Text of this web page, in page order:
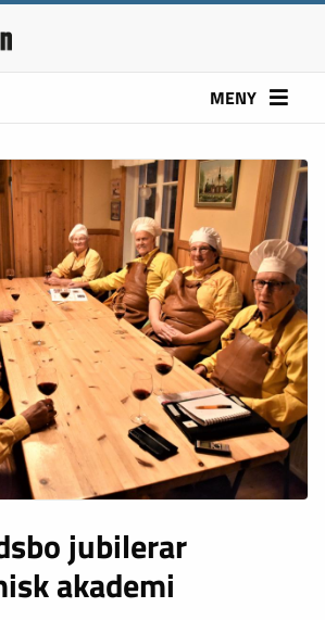
MENY
jubilerar
akademi